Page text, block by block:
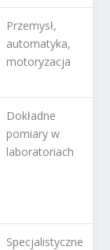
Przemysł,
automatyka,
motoryzacja
Dokładne
pomiary w
laboratoriach
Specjalistyczne